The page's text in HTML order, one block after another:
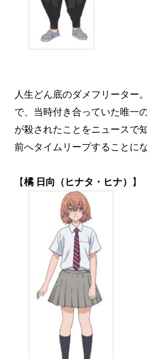
人生どん底のダメフリーター
で、当時付き合っていた唯一
が殺されたことをニュースで
前へタイムリープすることにな
【橘 日向（ヒナタ・ヒナ） 】